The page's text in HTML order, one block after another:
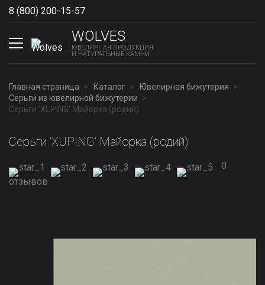
8 (800) 200-15-57
WOLVES
ЮВЕЛИРНАЯ ПРОДУКЦИЯ
И НАТУРАЛЬНЫЕ КАМНИ
Главная страница Каталог
Ювелирная бижутерия
Серьги из ювелирной бижутерии
Серьги 'XUPING' Майорка (родий)
Серьги 'XUPING' Майорка (родий)
0
отзывов